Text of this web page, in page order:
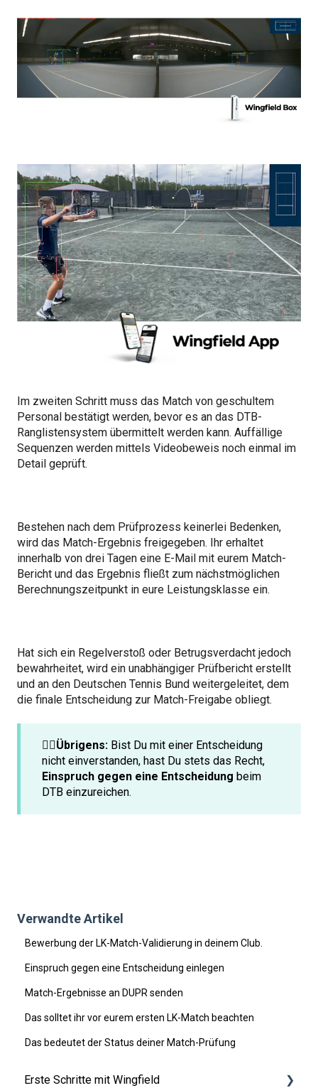
Im zweiten Schritt muss das Match von geschultem
Personal bestätigt werden, bevor es an das DTB-
Ranglistensystem übermittelt werden kann. Auffällige
Sequenzen werden mittels Videobeweis noch einmal im
Detail geprüft.
Bestehen nach dem Prüfprozess keinerlei Bedenken,
wird das Match-Ergebnis freigegeben. Ihr erhaltet
innerhalb von drei Tagen eine E-Mail mit eurem Match-
Bericht und das Ergebnis fließt zum nächstmöglichen
Berechnungszeitpunkt in eure Leistungsklasse ein.
Hat sich ein Regelverstoß oder Betrugsverdacht jedoch
bewahrheitet, wird ein unabhängiger Prüfbericht erstellt
und an den Deutschen Tennis Bund weitergeleitet, dem
die finale Entscheidung zur Match-Freigabe obliegt.
☝🏼Übrigens: Bist Du mit einer Entscheidung
nicht einverstanden, hast Du stets das Recht,
Einspruch gegen eine Entscheidung beim
DTB einzureichen.
Verwandte Artikel
Bewerbung der LK-Match-Validierung in deinem Club.
Einspruch gegen eine Entscheidung einlegen
Match-Ergebnisse an DUPR senden
Das solltet ihr vor eurem ersten LK-Match beachten
Das bedeutet der Status deiner Match-Prüfung
Erste Schritte mit Wingfield